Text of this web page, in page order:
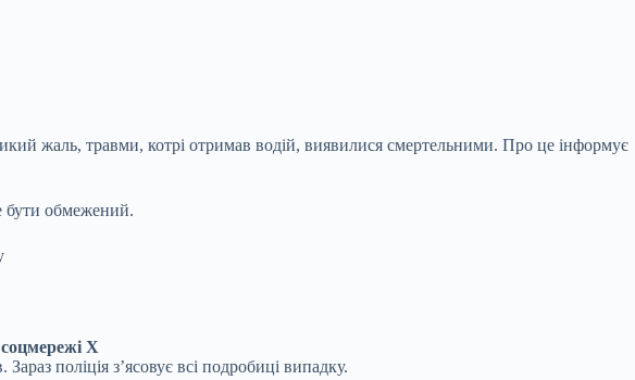
жаль, травми, котрі отримав водій, виявилися смертельними. Про це інформує
бути обмежений.
Х
поліція з’ясовує всі подробиці випадку.